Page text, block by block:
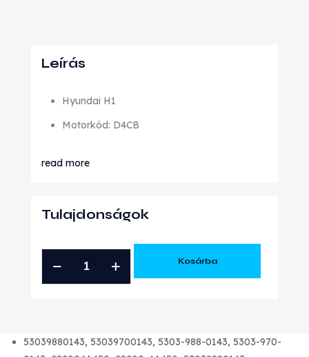
Leírás
Hyundai H1
Motorkód: D4CB
read more
Tulajdonságok
ÚJ
Kosárba
53039880143, 53039700143, 5303-988-0143, 5303-970-